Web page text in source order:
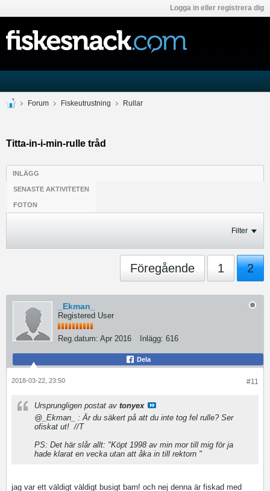
Logga in eller registrera dig
Forum Fiskeutrustning Rullar
Titta-in-i-min-rulle tråd
INLÄGG
SENASTE AKTIVITETEN
FOTON
Filter
Föregående 1 2
_Ekman_
Registered User
Reg.datum: Apr 2016 Inlägg: 616
Dela
#11
2018-03-22, 23:50
Ursprungligen postat av tonyex
@_Ekman_ : Är du säkert på att du inte tog fel rulle? Ser
ofiskat ut! //T
PS: Det här slår allt: "Köpt 1998 av min mor till mig för ja
hade klarat en vecka utan att åka in till rektorn "
jag var ett väldigt väldigt busigt barn! och nej denna är fiskad med